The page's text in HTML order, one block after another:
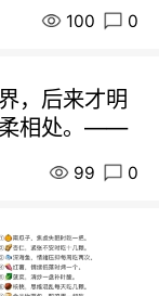
100 0
，后来才明
柔相处。——
99 0